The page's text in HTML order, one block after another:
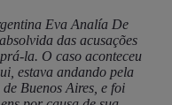
Eva Analía De
das acusações
la. O caso aconteceu
estava andando pela
Buenos Aires, e foi